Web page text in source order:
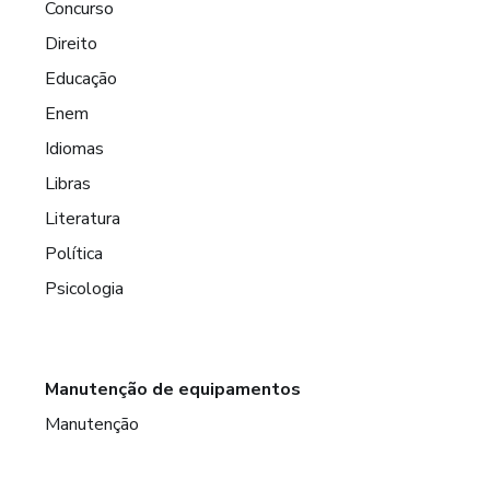
Concurso
Direito
Educação
Enem
Idiomas
Libras
Literatura
Política
Psicologia
Manutenção de equipamentos
Manutenção